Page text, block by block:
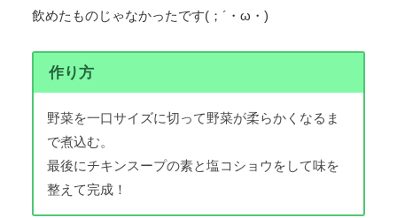
飲めたものじゃなかったです(；´・ω・)
作り方
野菜を一口サイズに切って野菜が柔らかくなるま
で煮込む。
最後にチキンスープの素と塩コショウをして味を
整えて完成！